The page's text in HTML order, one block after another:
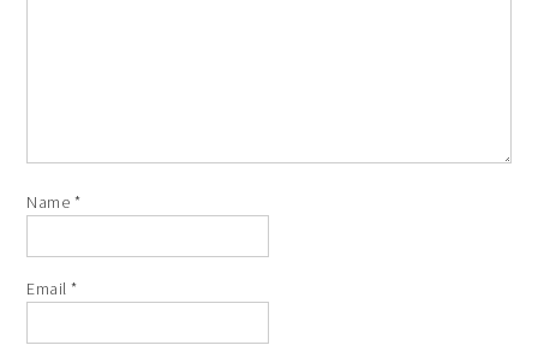
Name *
Email*